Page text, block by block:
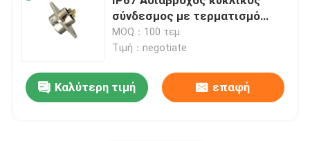
σύνδεσμος με τερματισμό
συγκόλλησης
MOQ：100 τεμ
Τιμή：negotiate
Καλύτερη τιμή επαφή